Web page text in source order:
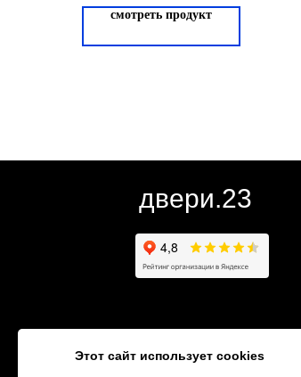
Этот сайт использует cookies
смотреть продукт
двери.23